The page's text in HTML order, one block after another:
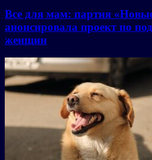
Все для мам: партия
анонсировала проект по
женщин